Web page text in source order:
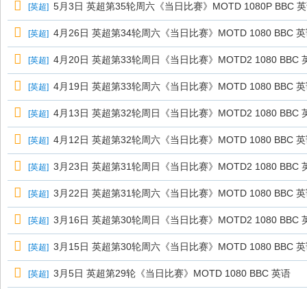
[英超] 5月3日 英超第35轮周六《当日比赛》MOTD 1080P BBC
[英超] 4月26日 英超第34轮周六《当日比赛》MOTD 1080 BBC
[英超] 4月20日 英超第33轮周日《当日比赛》MOTD2 1080 BBC
[英超] 4月19日 英超第33轮周六《当日比赛》MOTD 1080 BBC
[英超] 4月13日 英超第32轮周日《当日比赛》MOTD2 1080 BBC
[英超] 4月12日 英超第32轮周六《当日比赛》MOTD 1080 BBC
[英超] 3月23日 英超第31轮周日《当日比赛》MOTD2 1080 BBC
[英超] 3月22日 英超第31轮周六《当日比赛》MOTD 1080 BBC
[英超] 3月16日 英超第30轮周日《当日比赛》MOTD2 1080 BBC
[英超] 3月15日 英超第30轮周六《当日比赛》MOTD 1080 BBC
[英超] 3月5日 英超第29轮《当日比赛》MOTD 1080 BBC 英语